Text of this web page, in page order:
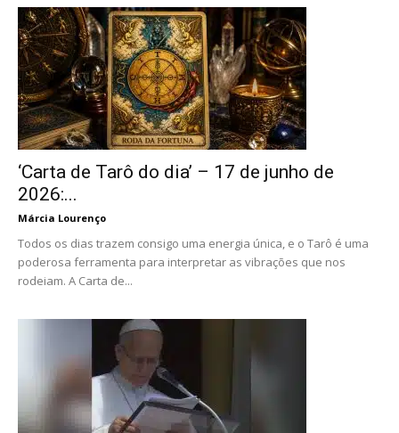
‘Carta de Tarô do dia’ – 17 de junho de
2026:...
Márcia Lourenço
Todos os dias trazem consigo uma energia única, e o Tarô é uma
poderosa ferramenta para interpretar as vibrações que nos
rodeiam. A Carta de...